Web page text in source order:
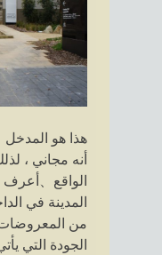
هذا هو
أنه مجاني ،
الواقع、
المدينة في
من
الجودة التي